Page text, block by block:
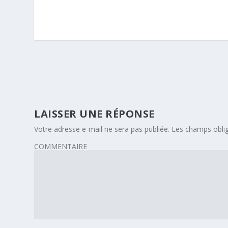
LAISSER UNE RÉPONSE
Votre adresse e-mail ne sera pas publiée. Les champs
COMMENTAIRE